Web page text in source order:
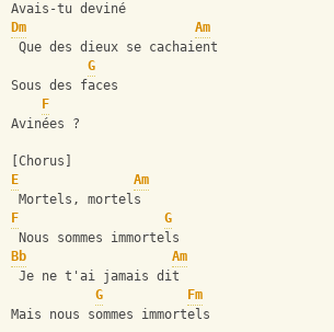
Avais-tu deviné
Dm
Am
Que des dieux se cachaient
G
Sous des faces
F
Avinées ?
[Chorus]
E
Am
Mortels, mortels
F
G
Nous sommes immortels
Bb
Am
Je ne t'ai jamais dit
G
Fm
Mais nous sommes immortels